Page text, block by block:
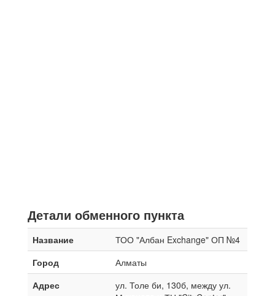
Детали обменного пункта
Название
ТОО "Албан Exchange" ОП №4
Город
Алматы
Адрес
ул. Толе би, 130б, между ул.